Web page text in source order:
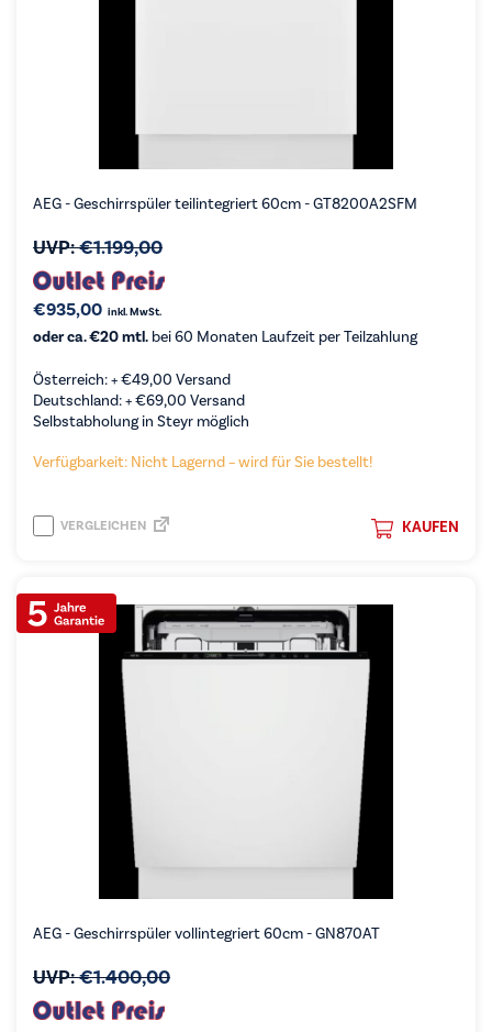
AEG - Geschirrspüler teilintegriert 60cm - GT8200A2SFM
UVP:€1.199,00
€935,00 inkl. MwSt.
oder ca. €20 mtl. bei 60 Monaten Laufzeit per Teilzahlung
Österreich: +€49,00 Versand
Deutschland: +€69,00 Versand
Selbstabholung in Steyr möglich
Verfügbarkeit: Nicht Lagernd – wird für Sie bestellt!
KAUFEN
VERGLEICHEN
AEG - Geschirrspüler vollintegriert 60cm - GN870AT
UVP:€1.400,00